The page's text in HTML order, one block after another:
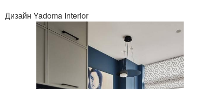
Дизайн Yadoma Interior